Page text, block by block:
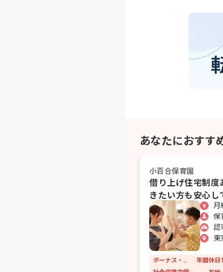
あなたにおすす
小百合保育園
借り上げ住宅制度
きたい方も安心し
れます
保
認
東